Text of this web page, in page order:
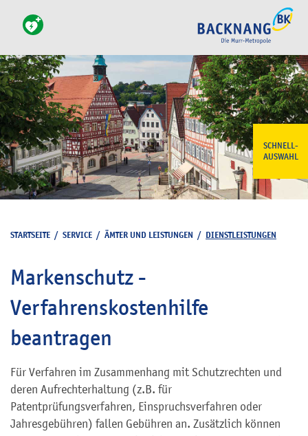
SCHNELL-
AUSWAHL
STARTSEITE / SERVICE / ÄMTER UND LEISTUNGEN / DIENSTLEISTUNGEN
Markenschutz -
Verfahrenskostenhilfe
beantragen
Für Verfahren im Zusammenhang mit Schutzrechten und
deren Aufrechterhaltung (z.B. für
Patentprüfungsverfahren, Einspruchsverfahren oder
Jahresgebühren) fallen Gebühren an. Zusätzlich können